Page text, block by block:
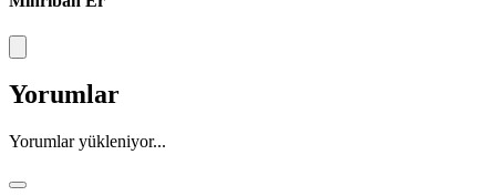
Yorumlar
Yorumlar yükleniyor...